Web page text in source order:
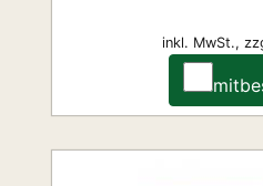
inkl. MwSt.,